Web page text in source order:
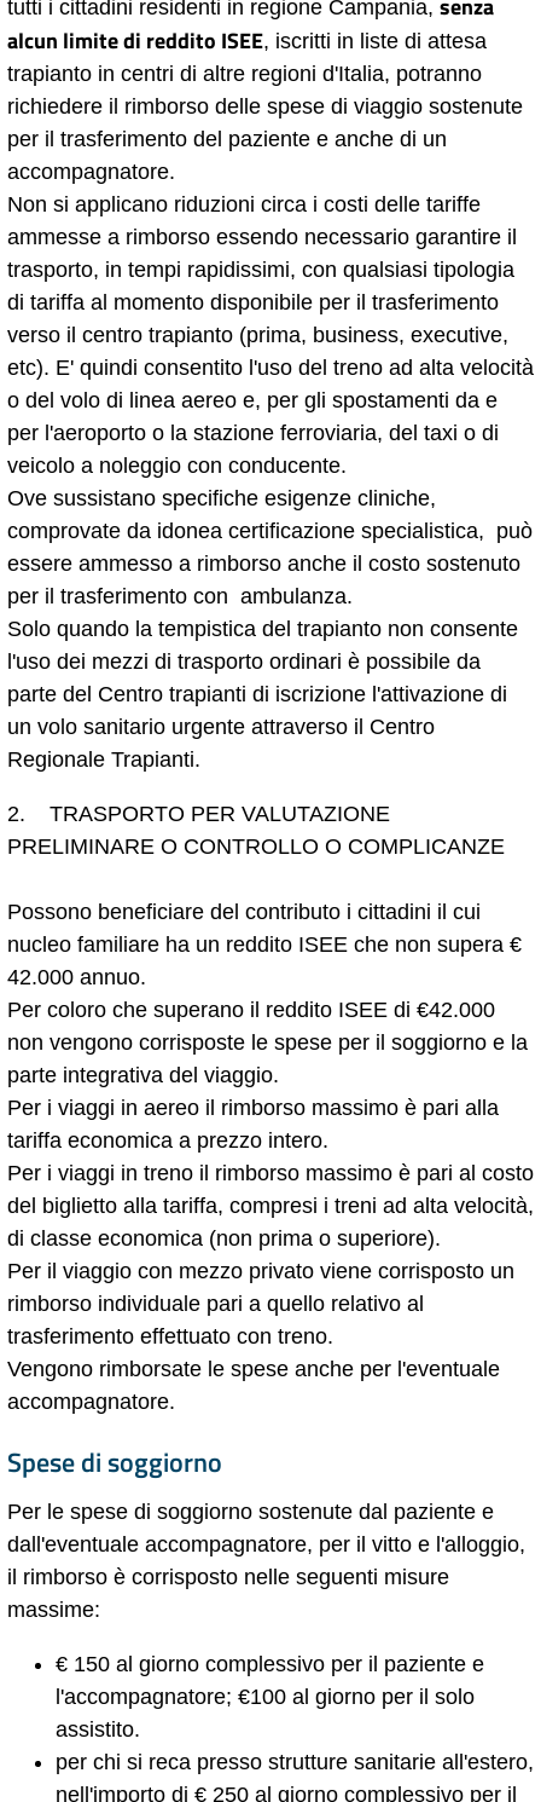
tutti i cittadini residenti in regione Campania, senza
alcun limite di reddito ISEE, iscritti in liste di attesa
trapianto in centri di altre regioni d'Italia, potranno
richiedere il rimborso delle spese di viaggio sostenute
per il trasferimento del paziente e anche di un
accompagnatore.
Non si applicano riduzioni circa i costi delle tariffe
ammesse a rimborso essendo necessario garantire il
trasporto, in tempi rapidissimi, con qualsiasi tipologia
di tariffa al momento disponibile per il trasferimento
verso il centro trapianto (prima, business, executive,
etc). E' quindi consentito l'uso del treno ad alta velocità
o del volo di linea aereo e, per gli spostamenti da e
per l'aeroporto o la stazione ferroviaria, del taxi o di
veicolo a noleggio con conducente.
Ove sussistano specifiche esigenze cliniche,
comprovate da idonea certificazione specialistica, può
essere ammesso a rimborso anche il costo sostenuto
per il trasferimento con ambulanza.
Solo quando la tempistica del trapianto non consente
l'uso dei mezzi di trasporto ordinari è possibile da
parte del Centro trapianti di iscrizione l'attivazione di
un volo sanitario urgente attraverso il Centro
Regionale Trapianti.
2. TRASPORTO PER VALUTAZIONE
PRELIMINARE O CONTROLLO O COMPLICANZE
Possono beneficiare del contributo i cittadini il cui
nucleo familiare ha un reddito ISEE che non supera €
42.000 annuo.
Per coloro che superano il reddito ISEE di €42.000
non vengono corrisposte le spese per il soggiorno e la
parte integrativa del viaggio.
Per i viaggi in aereo il rimborso massimo è pari alla
tariffa economica a prezzo intero.
Per i viaggi in treno il rimborso massimo è pari al costo
del biglietto alla tariffa, compresi i treni ad alta velocità,
di classe economica (non prima o superiore).
Per il viaggio con mezzo privato viene corrisposto un
rimborso individuale pari a quello relativo al
trasferimento effettuato con treno.
Vengono rimborsate le spese anche per l'eventuale
accompagnatore.
Spese di soggiorno
Per le spese di soggiorno sostenute dal paziente e
dall'eventuale accompagnatore, per il vitto e l'alloggio,
il rimborso è corrisposto nelle seguenti misure
massime:
€ 150 al giorno complessivo per il paziente e
l'accompagnatore; €100 al giorno per il solo
assistito.
per chi si reca presso strutture sanitarie all'estero,
nell'importo di € 250 al giorno complessivo per il